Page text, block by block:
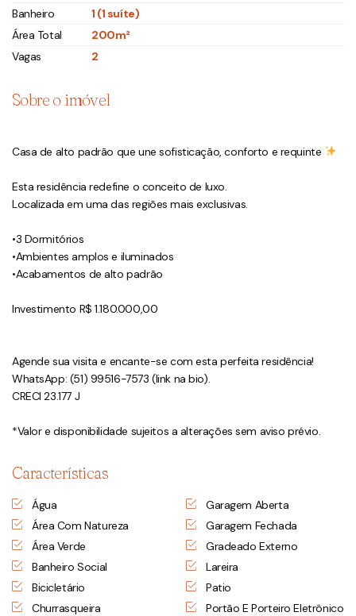
Banheiro
1 (1 suíte)
Área Total
200m²
Vagas
2
Sobre o imóvel
Casa de alto padrão que une sofisticação, conforto e requinte
Esta residência redefine o conceito de luxo.
Localizada em uma das regiões mais exclusivas.
•3 Dormitórios
•Ambientes amplos e iluminados
•Acabamentos de alto padrão
Investimento R$ 1.180.000,00
Agende sua visita e encante-se com esta perfeita residência!
WhatsApp: (51) 99516-7573 (link na bio).
CRECI 23.177 J
*Valor e disponibilidade sujeitos a alterações sem aviso prévio.
Características
Água
Área Com Natureza
Área Verde
Banheiro Social
Bicicletário
Churrasqueira
Garagem Aberta
Garagem Fechada
Gradeado Externo
Lareira
Patio
Portão E Porteiro Eletrônico